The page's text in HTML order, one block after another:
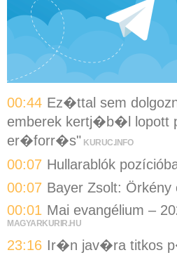
00:44 Ez�ttal sem
emberek kertj�b�l lopott
er�forr�s" KURUC.INFO
00:07 Hullarablók
00:07 Bayer Zsolt: Örkény
00:01 Mai evangélium –
MAGYARKURIR.HU
23:16 Ir�n jav�ra titkos